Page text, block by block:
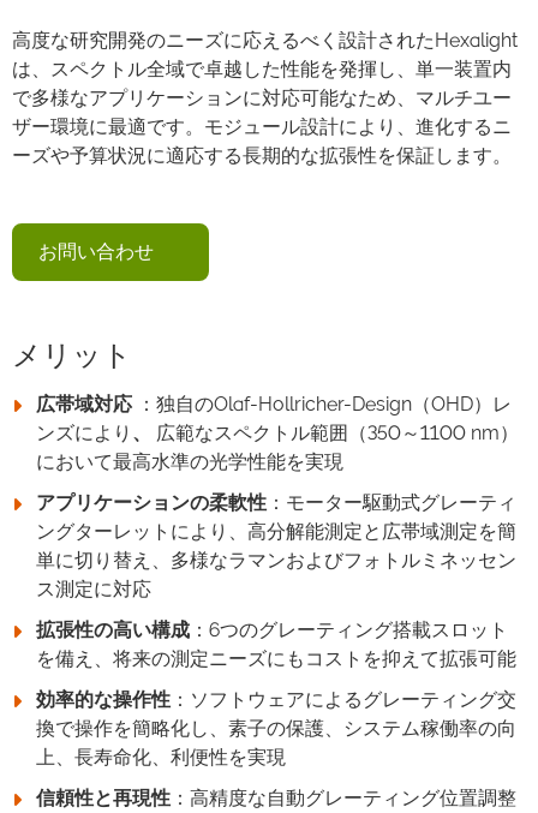
高度な研究開発のニーズに応えるべく設計されたHexalight
は、スペクトル全域で卓越した性能を発揮し、単一装置内
で多様なアプリケーションに対応可能なため、マルチユー
ザー環境に最適です。モジュール設計により、進化するニ
ーズや予算状況に適応する長期的な拡張性を保証します。
お問い合わせ
メリット
広帯域対応 ：独自のOlaf-Hollricher-Design（OHD）レ
ンズにより 、
広範なスペクトル範囲（350～1100 nm）
において最高水準の光学性能を実現
アプリケーションの柔軟性 ：モーター駆動式グレーティ
ングターレットにより、高分解能測定と広帯域測定を簡
単に切り替え、多様なラマンおよびフォトルミネッセン
ス測定に対応
拡張性の高い構成 ：6つのグレーティング搭載スロット
を備え、将来の測定ニーズにもコストを抑えて拡張可能
効率的な操作性 ：ソフトウェアによるグレーティング交
換で操作を簡略化し、素子の保護、システム稼働率の向
上、長寿命化、利便性を実現
信頼性と再現性 ：高精度な自動グレーティング位置調整